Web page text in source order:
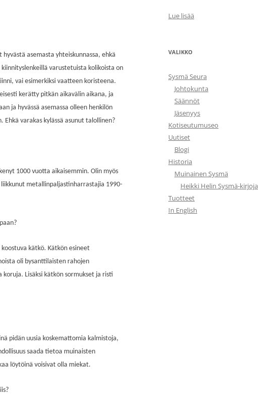
asemasta yhteiskunnassa, ehkä
varustetuista kolikoista on
vai esimerkiksi vaatteen koristeena.
kerätty pitkän aikavälin aikana, ja
ja hyvässä asemassa olleen henkilön
varakas kylässä asunut talollinen?
1000 vuotta aikaisemmin. Olin myös
metallinpaljastinharrastajia 1990-
kätkö. Kätkön esineet
oli bysanttilaisten rahojen
Lisäksi kätkön sormukset ja risti
pidän uusia koskemattomia kalmistoja,
saada tietoa muinaisten
löytöinä voisivat olla miekat.
Lue lisää
VALIKKO
Sysmä Seura
Johtokunta
Säännöt
Jäsenyys
Kotiseutumuseo
Uutiset
Blogi
Historia
Muinainen Sysmä
Heikki Helin Sysmä-kirjoja
Tuotteet
In English